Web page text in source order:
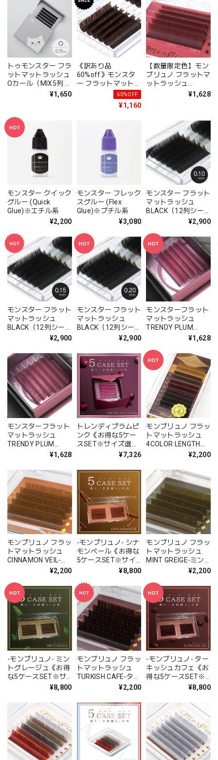
トゥモンスター フラ
ットマットラッシュ
Oカール（MIX5列 /
単一6列）- 0.15mm
¥1,650
《訳あり品
60%off》モンスタ
ー フラットマットラ
ッシュNATURAL
BROWN （12列シー
60%OFF
¥1,160
【数量限定色】モン
ブリュノ フラットマ
ットラッシュ
REDDISH BROWNIE-
¥1,628
モンスター クイック
グルー (Quick
Glue)※エチル系
¥2,200
モンスター フレック
スグルー (Flex
Glue)※ブチル系
¥3,080
モンスター フラット
マットラッシュ
BLACK（12列シー
ト）- 0.10mm¥2,900
モンスター フラット
マットラッシュ
BLACK（12列シー
ト）- 0.15mm¥2,900
モンスター フラット
マットラッシュ
BLACK（12列シー
ト）- 0.20mm¥2,900
モンスターフラット
マットラッシュ
TRENDY PLUM
PINK-トレンディプ
ート)※長さMIX
¥1,628
モンスターフラット
マットラッシュ
TRENDY PLUM
PINK-トレンディプ
ート)※単一サイズ
¥1,628
トレンディプラムピ
ンク《お得な5ケー
スSET※サイズ選択
¥7,326
モンブリュノ フラッ
トマットラッシュ
4COLOR LENGTH
MIX-4カラーレング
シート）
¥2,200
モンブリュノ フラッ
トマットラッシュ
CINNAMON VEIL-シ
ナモンベール- （10
¥2,200
-モンブリュノ- シナ
モンベール《お得な
5ケースSET※サイ
¥8,800
モンブリュノ フラッ
トマットラッシュ
MINT GREIGE-ミン
トグレージュ- （10
¥2,200
-モンブリュノ- ミン
トグレージュ《お得
な5ケースSET※サ
¥8,800
モンブリュノ フラッ
トマットラッシュ
TURKISH CAFE-ター
キッシュカフェ-¥2,200
-モンブリュノ- ター
キッシュカフェ《お
得な5ケースSET※
サイズ選択可》¥8,800